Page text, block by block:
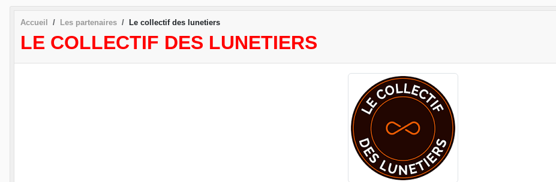
Accueil Les partenaires Le collectif des lunetiers
LE COLLECTIF DES LUNETIERS